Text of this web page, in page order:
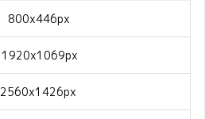
800x446px
1920x1069px
2560x1426px